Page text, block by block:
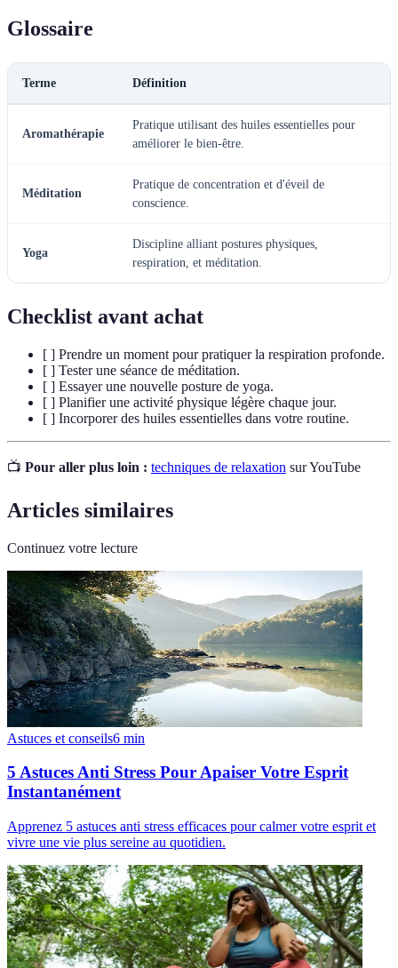
Glossaire
Terme Définition
Aromathérapie
Pratique utilisant des huiles essentielles pour
améliorer le bien-être.
Méditation
Pratique de concentration et d'éveil de
conscience.
Yoga
Discipline alliant postures physiques,
respiration, et méditation.
Checklist avant achat
[ ] Prendre un moment pour pratiquer la respiration profonde.
[ ] Tester une séance de méditation.
[ ] Essayer une nouvelle posture de yoga.
[ ] Planifier une activité physique légère chaque jour.
[ ] Incorporer des huiles essentielles dans votre routine.
📺 Pour aller plus loin : techniques de relaxation sur YouTube
Articles similaires
Continuez votre lecture
Astuces et conseils6 min
5 Astuces Anti Stress Pour Apaiser Votre Esprit
Instantanément
Apprenez 5 astuces anti stress efficaces pour calmer votre esprit et
vivre une vie plus sereine au quotidien.